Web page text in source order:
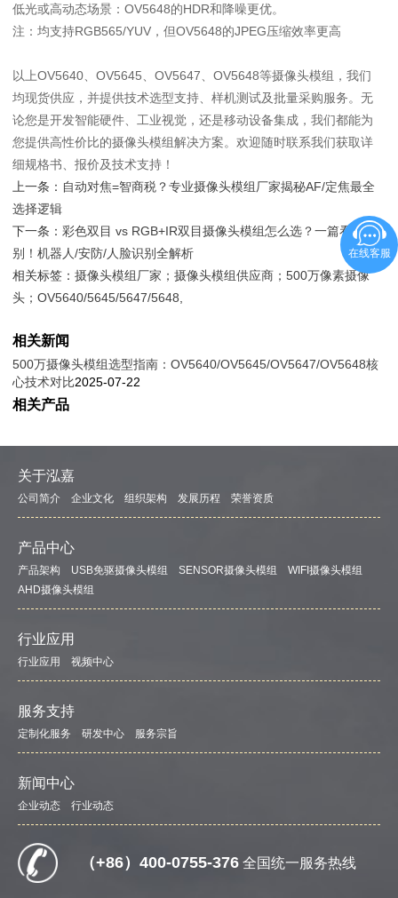
低光或高动态场景：OV5648的HDR和降噪更优。
注：均支持RGB565/YUV，但OV5648的JPEG压缩效率更高
以上OV5640、OV5645、OV5647、OV5648等摄像头模组，我们
均现货供应，并提供技术选型支持、样机测试及批量采购服务。无
论您是开发智能硬件、工业视觉，还是移动设备集成，我们都能为
您提供高性价比的摄像头模组解决方案。欢迎随时联系我们获取详
细规格书、报价及技术支持！
上一条： 自动对焦=智商税？专业摄像头模组厂家揭秘AF/定焦最全
选择逻辑
下一条： 彩色双目 vs RGB+IR双目摄像头模组怎么选？一篇看懂区
别！机器人/安防/人脸识别全解析
相关标签： 摄像头模组厂家；摄像头模组供应商；500万像素摄像
头；OV5640/5645/5647/5648
相关新闻
500万摄像头模组选型指南：OV5640/OV5645/OV5647/OV5648核
心技术对比2025-07-22
相关产品
关于泓嘉
公司简介 企业文化 组织架构 发展历程 荣誉资质
产品中心
产品架构 USB免驱摄像头模组 SENSOR摄像头模组
WIFI摄像头模组
AHD摄像头模组
行业应用
行业应用 视频中心
服务支持
定制化服务 研发中心 服务宗旨
新闻中心
企业动态 行业动态
（+86）400-0755-376 全国统一服务热线
在线客服